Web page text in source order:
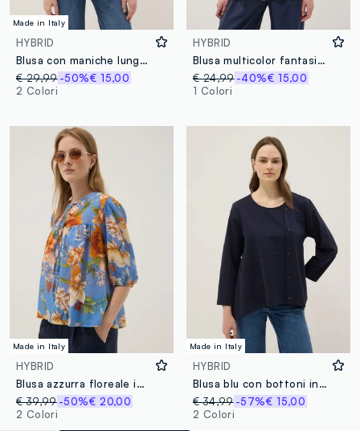
Made in Italy
HYBRID
Blusa con maniche lunghe multicolor a pois regular fit
€ 29,99-50%€ 15,00
2 Colori
HYBRID
Blusa multicolor fantasia a maniche lunghe con scollo a V
€ 24,99 -40%€ 15,00
1 Colori
Made in Italy
HYBRID
Blusa azzurra floreale in puro cotone
€ 39,99-50%€ 20,00
2 Colori
Made in Italy
HYBRID
Blusa blu con bottoni in cotone elasticizzato regular fit
€ 34,99 -57%€ 15,00
2 Colori